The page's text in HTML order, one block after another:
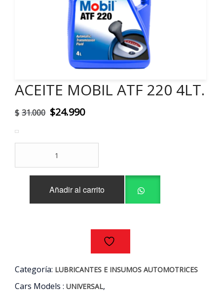
ACEITE MOBIL ATF 220 4LT.
$ 31.000 El
original
era:
$31.000.
$24.990El
actual
$24.990.
ATF
Añadir al carrito
Categoría: LUBRICANTES E INSUMOS AUTOMOTRICES
Cars Models : UNIVERSAL,